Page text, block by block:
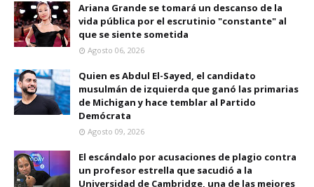
Ariana Grande se tomará un descanso de la
vida pública por el escrutinio "constante" al
que se siente sometida
Agosto 06, 2026
Quien es Abdul El-Sayed, el candidato
musulmán de izquierda que ganó las primarias
de Michigan y hace temblar al Partido
Demócrata
Agosto 09, 2026
El escándalo por acusaciones de plagio contra
un profesor estrella que sacudió a la
Universidad de Cambridge, una de las mejores